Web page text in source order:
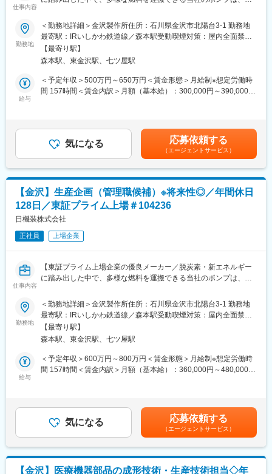
変更の範囲：会社の定める業務
つ新規開拓のチャンスもございます。
導入なども行っています。
■部署魅力：
・新機種開発の際には技術のメンバーと一緒になって話し合いを
技術部門へ提案などにチャレンジが可能な環境です
・調達未経験者の入社実績もあり、部署全体でメンバー育成に取
・メディカル金沢工場の資材部では23名が在籍しております。
（原料、部品ごとに担当が決まっております）
■金沢工場について：
・金沢工場では当社のメディカル事業関係の主要製品はこちらで
生産しています。
・当社の製品は患者様の命に直結するものになりますので非常に
社会貢献性が高いお仕事です。
・透析装置は電気電子部品（半導体、モーター）、金属（板金、
切削、ダイカスト）、プラスチック成形品等で構成されており、
・金沢製作所では透析装置用のフィルター、薬等も生産しており
これらの原料調達も資材部の業務です。
変更の範囲：会社の定める業務
仕事内容
性抜群です】
■業務概要：
メディカル事業本部金沢製作所に消耗品の生産管理業務をご担当
いただきます。
配属先の生産管理部では透析装置グループと消耗品グループとで
担当が分かれており、本ポジションでは消耗品（Dドライ、ダイ
入社後は適性に応じ下記業務をご担当いただきます。
・生産計画立案…半期の予算に応じて月別／日別の生産計画を立
・在庫管理
・海外生産拠点への製品発注及び、部材支給に伴う輸出入の各種
手配と調整（ベトナム・タイ工場）
※海外とのやりとりは基本的にはメールで実施します。
※月に1回定例MTGを実施します。
■期待役割：
将来的な組織の中核を担う人材の育成を目指しています。
入社後は現場業務をしっかりと習得いただき、経験を積みながら
チームを牽引する存在へと成長していただきたいと考えていま
将来的には管理職として、メンバーの育成や業務改善、組織運営
に携わり、事業の発展に貢献していただくことを期待していま
す。
・在宅勤務、フレックスの利用は一部利用可能です。
・出張はほとんどありません。
金沢製作所では当社のメディカル事業関係の主要製品を生産して
います。
当社の製品は患者様のいのちに直結するものになりますので非常
に社会貢献性が高いお仕事です。
■当社について：
勤務地
＜勤務地詳細＞金沢製作所住所：石川県金沢市北陽台3-1 勤務地
最寄駅：IRいしかわ鉄道線／森本駅受動喫煙対策：屋内全面禁煙
変更の範囲：会社の定める事業所（リモートワーク含む）
【最寄り駅】
森本駅、東金沢駅、七ツ屋駅
給与
＜予定年収＞500万円～650万円＜賃金形態＞月給制※想定労働時
間 157時間＜賃金内訳＞月額（基本給）：300,000円～390,000円
金はあくまでも目安の金額であり、選考を通じて上下する可能性
があります。月給(月額)は固定手当を含めた表記です。
気になる 応募依頼する
（エージェントサービス）
【金沢】生産企画（管理職候補）※将来性◎／年間休日
128日／東証プライム上場＃104236
日機装株式会社
正社員 上場企業
仕事内容
【東証プライム上場企業の優良メーカー／脱炭素・新エネルギー
に踏み出した中で、多様な燃料を運搬できる当社のポンプは、時
性抜群です】
■業務概要：
メディカル事業部にて透析装置・消耗品の生産企画業務をご担当
いただきます。
■業務詳細：
・部署横断的な戦略の立案・実行
（例）原価低減活動
…BCP対応
勤務地
＜勤務地詳細＞金沢製作所住所：石川県金沢市北陽台3-1 勤務地
最寄駅：IRいしかわ鉄道線／森本駅受動喫煙対策：屋内全面禁煙
変更の範囲：会社の定める事業所（リモートワーク含む）
【最寄り駅】
森本駅、東金沢駅、七ツ屋駅
給与
＜予定年収＞600万円～800万円＜賃金形態＞月給制※想定労働時
間 157時間＜賃金内訳＞月額（基本給）：360,000円～480,000円
金はあくまでも目安の金額であり、選考を通じて上下する可能性
があります。月給(月額)は固定手当を含めた表記です。
気になる 応募依頼する
（エージェントサービス）
【金沢】医療機器部品の成形技術・生産技術担当◇年